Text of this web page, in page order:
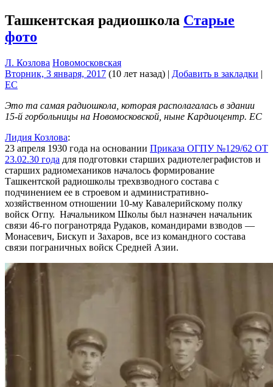
Ташкентская радиошкола Старые
фото
Л. Козлова Новомосковская
Вторник, 3 января, 2017 (10 лет назад) | Добавить в закладки |
EC
Это та самая радиошкола, которая располагалась в здании
15-й горбольницы на Новомосковской, ныне Кардиоцентр. ЕС
Лидия Козлова:
23 апреля 1930 года на основании Приказа ОГПУ №129/62 ОТ
23.02.30 года для подготовки старших радиотелеграфистов и
старших радиомехаников началось формирование
Ташкентской радиошколы трехвзводного состава с
подчинением ее в строевом и административно-
хозяйственном отношении 10-му Кавалерийскому полку
войск Огпу. Начальником Школы был назначен начальник
связи 46-го погранотряда Рудаков, командирами взводов —
Монасевич, Бискуп и Захаров, все из командного состава
связи пограничных войск Средней Азии.